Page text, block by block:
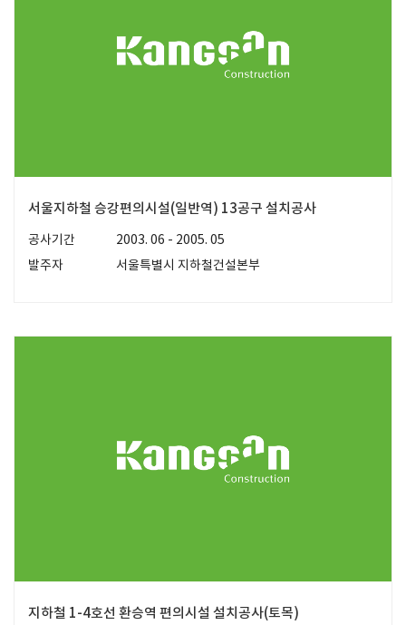
서울지하철 승강편의시설(일반역) 13공구 설치공사
공사기간
2003. 06 - 2005. 05
발주자
서울특별시 지하철건설본부
지하철 1-4호선 환승역 편의시설 설치공사(토목)